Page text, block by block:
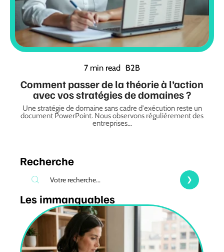
7 min read B2B
Comment passer de la théorie à l’action
avec vos stratégies de domaines ?
Une stratégie de domaine sans cadre d'exécution reste un
document PowerPoint. Nous observons régulièrement des
entreprises…
Recherche
Les immanquables